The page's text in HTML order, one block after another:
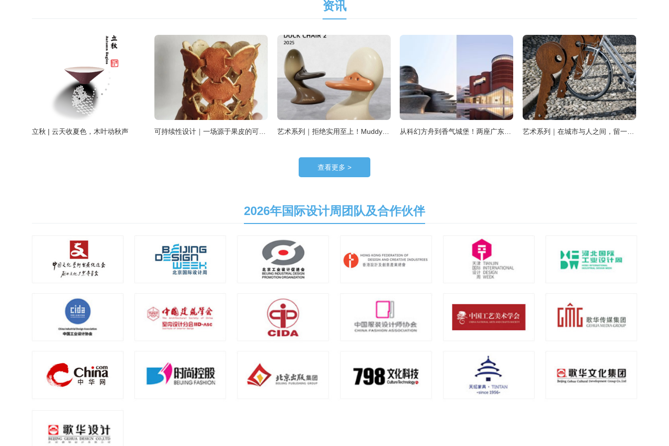
资讯
立秋 | 云天收夏色，木叶动秋声 可持续性设计｜一场源于果皮的可持续材料实验 艺术系列｜拒绝实用至上！Muddycap 用 3D 建模造一场家具白日梦 从科幻方舟到香气城堡！两座广东博物馆入选 2026 全球最美博物馆 艺术系列｜在城市与人之间，留一点余地
查看更多 >
2026年国际设计周团队及合作伙伴